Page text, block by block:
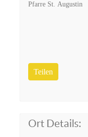
Pfarre St. Augustin
Teilen
Ort Details: